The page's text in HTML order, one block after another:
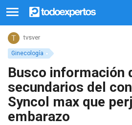
Ginecología
tvsver
Busco información
secundarios del
Syncol max que
embarazo